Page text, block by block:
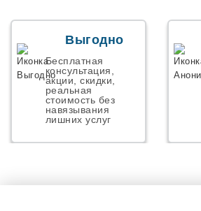
Выгодно
Бесплатная
консультация,
акции, скидки,
реальная
стоимость без
навязывания
лишних услуг